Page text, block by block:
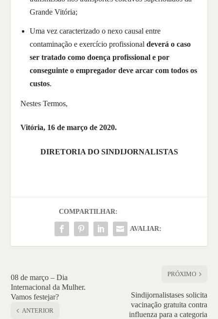
Grande Vitória;
Uma vez caracterizado o nexo causal entre
contaminação e exercício profissional deverá o caso
ser tratado como doença profissional e por
conseguinte o empregador deve arcar com todos os
custos.
Nestes Termos,
Vitória, 16 de março de 2020.
DIRETORIA DO SINDIJORNALISTAS
COMPARTILHAR:
AVALIAR:
08 de março – Dia
Internacional da Mulher.
Vamos festejar?
ANTERIOR
PRÓXIMO
Sindijornalistases solicita
vacinação gratuita contra
influenza para a categoria